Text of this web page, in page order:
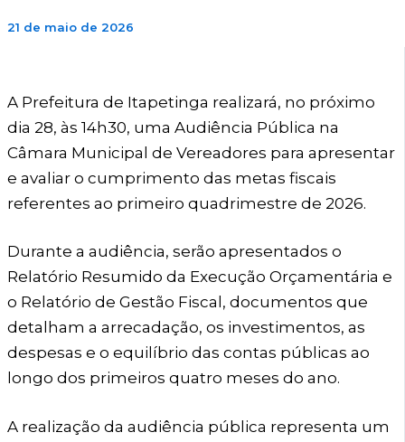
21 de maio de 2026
A Prefeitura de Itapetinga realizará, no próximo
dia 28, às 14h30, uma Audiência Pública na
Câmara Municipal de Vereadores para apresentar
e avaliar o cumprimento das metas fiscais
referentes ao primeiro quadrimestre de 2026.
Durante a audiência, serão apresentados o
Relatório Resumido da Execução Orçamentária e
o Relatório de Gestão Fiscal, documentos que
detalham a arrecadação, os investimentos, as
despesas e o equilíbrio das contas públicas ao
longo dos primeiros quatro meses do ano.
A realização da audiência pública representa um